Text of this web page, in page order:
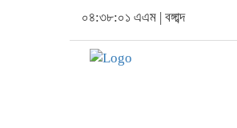
০৪:৩৮:০২ এএম |বঙ্গাব্দ